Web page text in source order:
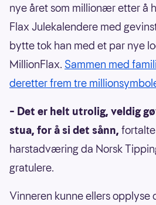
nye året som millionær etter å
Flax Julekalendere med
bytte tok han med et par nye
MillionFlax. Sammen med
deretter frem tre
– Det er helt utrolig, veldig
stua, for å si det sånn,
harstadværing da Norsk
gratulere.
Vinneren kunne ellers opplyse